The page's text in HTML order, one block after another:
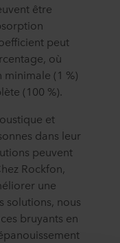
être
peut
où
(1 %)
(100 %).
et
dans leur
peuvent
Rockfon,
une
solutions, nous
bruyants en